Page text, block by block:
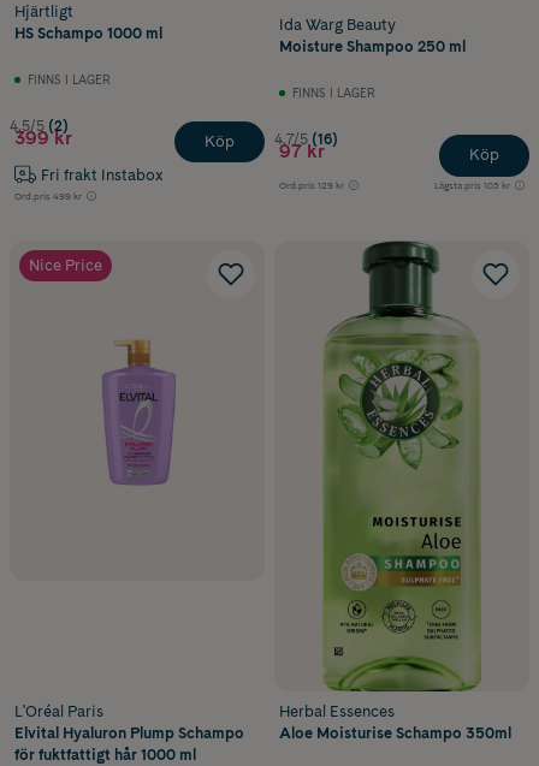
Hjärtligt
HS Schampo 1000 ml
FINNS I LAGER
4.5/5 (2)
399 kr
Fri frakt Instabox
Ord.pris 499 kr
Köp
Ida Warg Beauty
Moisture Shampoo 250 ml
FINNS I LAGER
4.7/5 (16)
97 kr
Ord.pris 129 kr Lägsta pris 103 kr
Köp
Nice Price
L'Oréal Paris
Elvital Hyaluron Plump Schampo
för fuktfattigt hår 1000 ml
Herbal Essences
Aloe Moisturise Schampo 350ml